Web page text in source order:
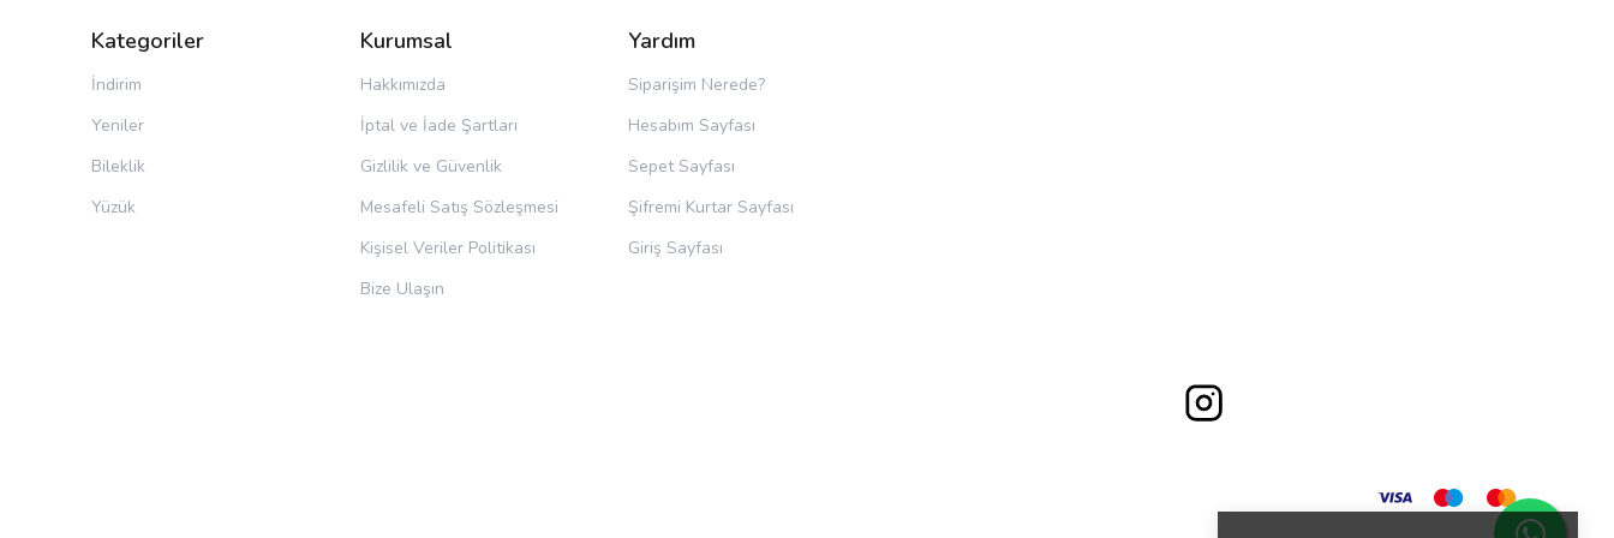
Kategoriler
İndirim
Yeniler
Bileklik
Yüzük
Kurumsal
Hakkımızda
İptal ve İade Şartları
Gizlilik ve Güvenlik
Mesafeli Satış Sözleşmesi
Kişisel Veriler Politikası
Bize Ulaşın
Yardım
Siparişim Nerede?
Hesabım Sayfası
Sepet Sayfası
Şifremi Kurtar Sayfası
Giriş Sayfası